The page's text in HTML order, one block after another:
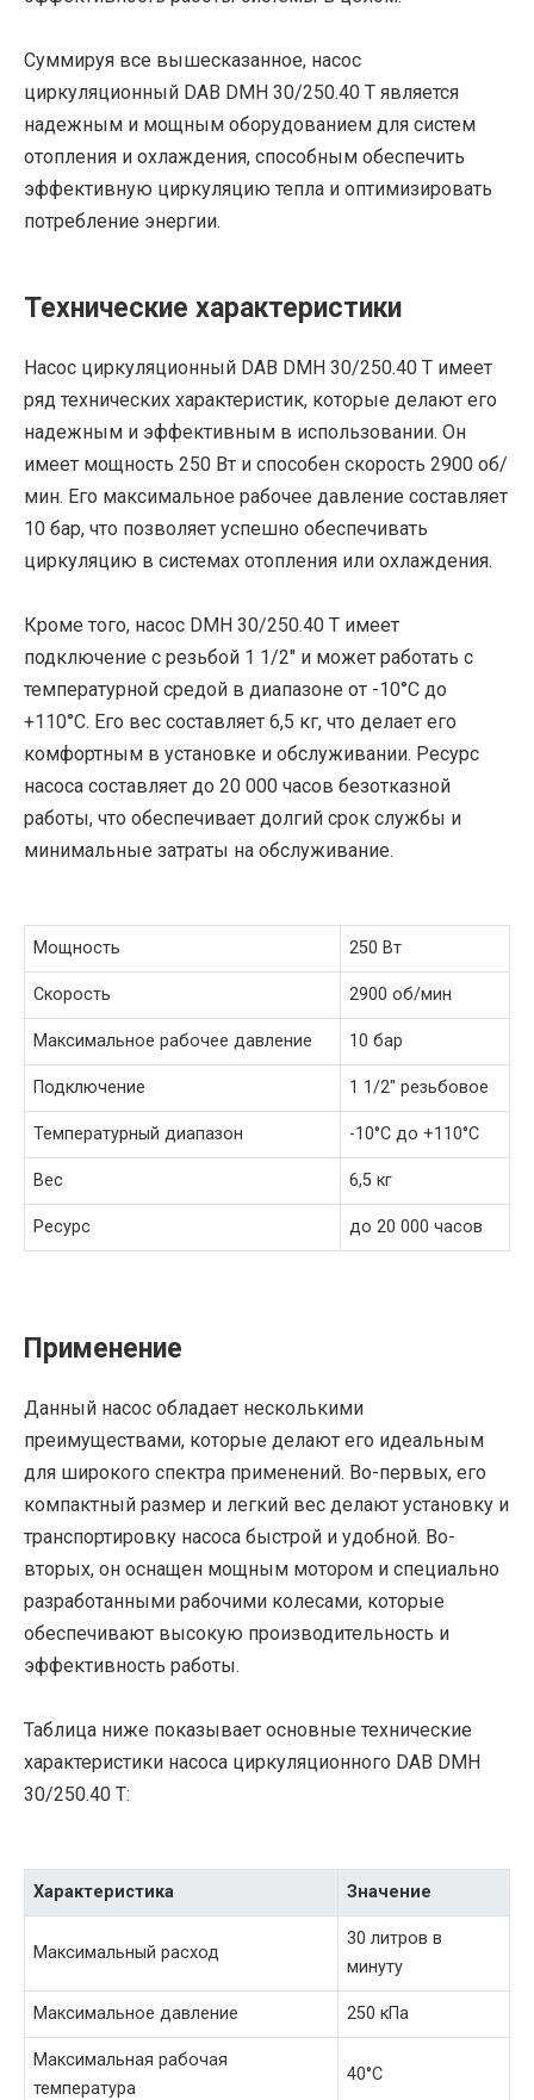
Суммируя все вышесказанное, насос
циркуляционный DAB DMH 30/250.40 T является
надежным и мощным оборудованием для систем
отопления и охлаждения, способным обеспечить
эффективную циркуляцию тепла и оптимизировать
потребление энергии.
Технические характеристики
Насос циркуляционный DAB DMH 30/250.40 T имеет
ряд технических характеристик, которые делают его
надежным и эффективным в использовании. Он
имеет мощность 250 Вт и способен скорость 2900 об/
мин. Его максимальное рабочее давление составляет
10 бар, что позволяет успешно обеспечивать
циркуляцию в системах отопления или охлаждения.
Кроме того, насос DMH 30/250.40 T имеет
подключение с резьбой 1 1/2″ и может работать с
температурной средой в диапазоне от -10°C до
+110°C. Его вес составляет 6,5 кг, что делает его
комфортным в установке и обслуживании. Ресурс
насоса составляет до 20 000 часов безотказной
работы, что обеспечивает долгий срок службы и
минимальные затраты на обслуживание.
Мощность 250 Вт
Скорость 2900 об/мин
Максимальное рабочее давление 10 бар
Подключение 1 1/2″ резьбовое
Температурный диапазон -10°C до +110°C
Вес 6,5 кг
Ресурс до 20 000 часов
Применение
Данный насос обладает несколькими
преимуществами, которые делают его идеальным
для широкого спектра применений. Во-первых, его
компактный размер и легкий вес делают установку и
транспортировку насоса быстрой и удобной. Во-
вторых, он оснащен мощным мотором и специально
разработанными рабочими колесами, которые
обеспечивают высокую производительность и
эффективность работы.
Таблица ниже показывает основные технические
характеристики насоса циркуляционного DAB DMH
30/250.40 T:
Характеристика Значение
Максимальный расход
30 литров в
минуту
Максимальное давление 250 кПа
Максимальная рабочая
температура
40°C